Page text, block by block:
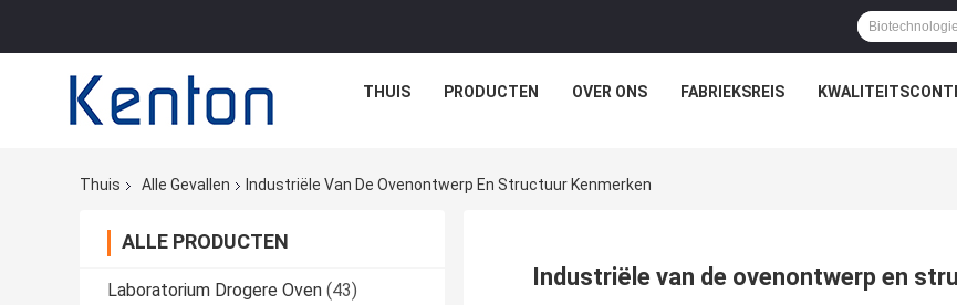
THUIS PRODUCTEN OVER ONS FABRIEKSREIS
Thuis Alle Gevallen Industriële Van De Ovenontwerp En Structuur Kenmerken
ALLE PRODUCTEN
Laboratorium Drogere Oven (43) Industriële van de ovenontwerp en